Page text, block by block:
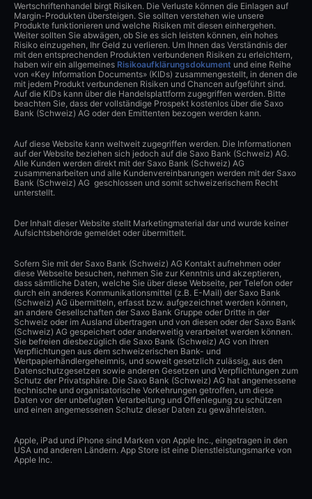
Wertschriftenhandel birgt Risiken. Die Verluste können die Einlagen auf
Margin-Produkten übersteigen. Sie sollten verstehen wie unsere
Produkte funktionieren und welche Risiken mit diesen einhergehen.
Weiter sollten Sie abwägen, ob Sie es sich leisten können, ein hohes
Risiko einzugehen, Ihr Geld zu verlieren. Um Ihnen das Verständnis der
mit den entsprechenden Produkten verbundenen Risiken zu erleichtern,
haben wir ein allgemeines Risikoaufklärungsdokument und eine Reihe
von «Key Information Documents» (KIDs) zusammengestellt, in denen die
mit jedem Produkt verbundenen Risiken und Chancen aufgeführt sind.
Auf die KIDs kann über die Handelsplattform zugegriffen werden. Bitte
beachten Sie, dass der vollständige Prospekt kostenlos über die Saxo
Bank (Schweiz) AG oder den Emittenten bezogen werden kann.
Auf diese Website kann weltweit zugegriffen werden. Die Informationen
auf der Website beziehen sich jedoch auf die Saxo Bank (Schweiz) AG.
Alle Kunden werden direkt mit der Saxo Bank (Schweiz) AG
zusammenarbeiten und alle Kundenvereinbarungen werden mit der Saxo
Bank (Schweiz) AG geschlossen und somit schweizerischem Recht
unterstellt.
Der Inhalt dieser Website stellt Marketingmaterial dar und wurde keiner
Aufsichtsbehörde gemeldet oder übermittelt.
Sofern Sie mit der Saxo Bank (Schweiz) AG Kontakt aufnehmen oder
diese Webseite besuchen, nehmen Sie zur Kenntnis und akzeptieren,
dass sämtliche Daten, welche Sie über diese Webseite, per Telefon oder
durch ein anderes Kommunikationsmittel (z.B. E-Mail) der Saxo Bank
(Schweiz) AG übermitteln, erfasst bzw. aufgezeichnet werden können,
an andere Gesellschaften der Saxo Bank Gruppe oder Dritte in der
Schweiz oder im Ausland übertragen und von diesen oder der Saxo Bank
(Schweiz) AG gespeichert oder anderweitig verarbeitet werden können.
Sie befreien diesbezüglich die Saxo Bank (Schweiz) AG von ihren
Verpflichtungen aus dem schweizerischen Bank- und
Wertpapierhändlergeheimnis, und soweit gesetzlich zulässig, aus den
Datenschutzgesetzen sowie anderen Gesetzen und Verpflichtungen zum
Schutz der Privatsphäre. Die Saxo Bank (Schweiz) AG hat angemessene
technische und organisatorische Vorkehrungen getroffen, um diese
Daten vor der unbefugten Verarbeitung und Offenlegung zu schützen
und einen angemessenen Schutz dieser Daten zu gewährleisten.
Apple, iPad und iPhone sind Marken von Apple Inc., eingetragen in den
USA und anderen Ländern. App Store ist eine Dienstleistungsmarke von
Apple Inc.